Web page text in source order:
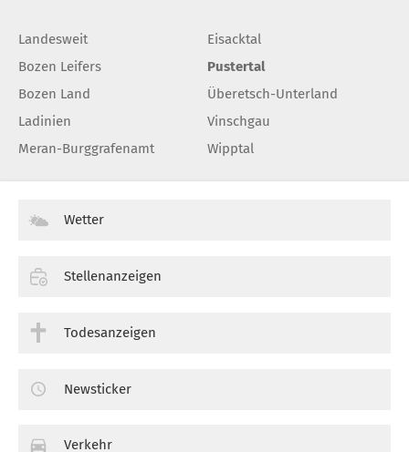
Landesweit
Bozen Leifers
Bozen Land
Ladinien
Meran-Burggrafenamt
Eisacktal
Pustertal
Überetsch-Unterland
Vinschgau
Wipptal
Wetter
Stellenanzeigen
Todesanzeigen
Newsticker
Verkehr